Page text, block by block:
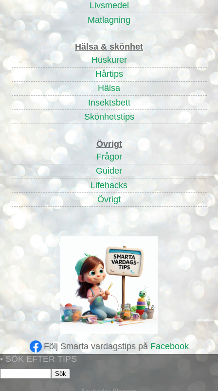
Livsmedel
Matlagning
Hälsa & skönhet
Huskurer
Hårtips
Hälsa
Insektsbett
Skönhetstips
Övrigt
Frågor
Guider
Lifehacks
Övrigt
Följ Smarta vardagstips på Facebook
• SÖK EFTER TIPS